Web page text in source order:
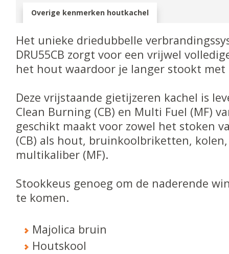
Overige kenmerken houtkachel
Het unieke driedubbelle
DRU55CB zorgt voor een vrijwel
het hout waardoor je langer stookt
Deze vrijstaande gietijzeren kachel is
Clean Burning (CB) en Multi Fuel (MF)
geschikt maakt voor zowel het stoken
(CB) als hout, bruinkoolbriketten,
multikaliber (MF).
Stookkeus genoeg om de naderende
te komen.
Majolica bruin
Houtskool